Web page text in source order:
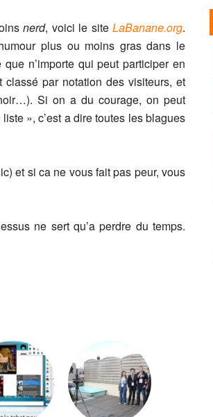
nerd, voici le siteLaBanane.org.
plus ou moins gras dans le
que n’importe qui peut participer en
par notation des visiteurs, et
Si on a du courage, on peut
», c’est a dire toutes les blagues
et si ca ne vous fait pas peur, vous
ne sert qu’a perdre du temps.